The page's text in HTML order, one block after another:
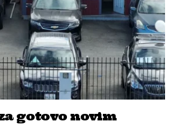
gotovo novim